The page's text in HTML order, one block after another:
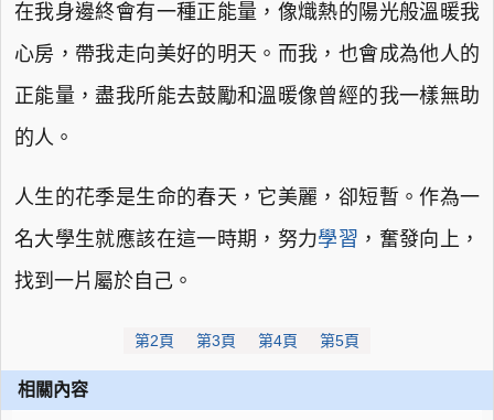
在我身邊終會有一種正能量，像熾熱的陽光般溫暖我
心房，帶我走向美好的明天。而我，也會成為他人的
正能量，盡我所能去鼓勵和溫暖像曾經的我一樣無助
的人。
人生的花季是生命的春天，它美麗，卻短暫。作為一
名大學生就應該在這一時期，努力學習 ，奮發向上，
找到一片屬於自己。
第2頁 第3頁 第4頁 第5頁
相關內容